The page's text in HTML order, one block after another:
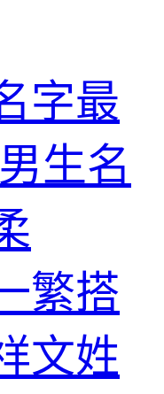
字最
生名
繁搭
文姓